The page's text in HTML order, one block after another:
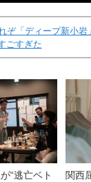
ぞ「ディープ新小
ごすぎた
“逃亡ベト
関西